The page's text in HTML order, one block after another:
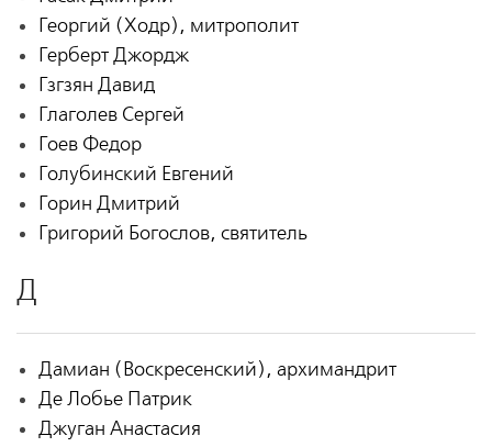
Георгий (Ходр), митрополит
Герберт Джордж
Гзгзян Давид
Глаголев Сергей
Гоев Федор
Голубинский Евгений
Горин Дмитрий
Григорий Богослов, святитель
Д
Дамиан (Воскресенский), архимандрит
Де Лобье Патрик
Джуган Анастасия